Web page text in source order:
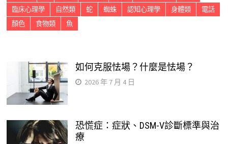
臨床心理學
自然類 蛇 蜘蛛 認知心理學 身體類
電話
顏色
食物類 魚
如何克服怯場？什麼是怯場？
2026 年 7 月 4 日
恐慌症：症狀、DSM-V診斷標準與治
療